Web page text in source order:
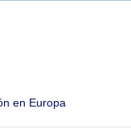
en Europa